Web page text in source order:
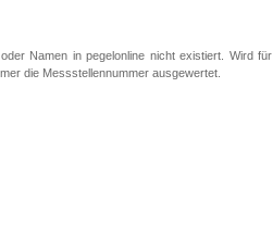
Namen in pegelonline nicht existiert. Wird
die Messstellennummer ausgewertet.